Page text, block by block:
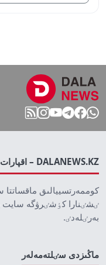
DALANEWS.KZ – اقپارات اگەنتتٸگٸ
كوممەرتسييالىق ماقساتتا
ٸشٸنارا كٶشٸرۋگە سايت
بەرٸلەدٸ.
ماڭىزدى سٸلتەمەلەر